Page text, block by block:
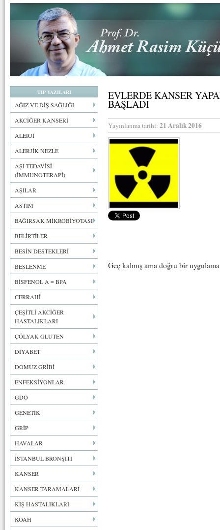
TIP YAZILARI
AĞIZ VE DİŞ SAĞLIĞI
AKCİĞER KANSERİ
ALERJİ
ALERJİK NEZLE
AŞI TEDAVİSİ
(İMMUNOTERAPİ)
AŞILAR
ASTIM
BAĞIRSAK MİKROBİYOTASI
BELİRTİLER
BESİN DESTEKLERİ
BESLENME
BİSFENOL A = BPA
CERRAHİ
ÇEŞİTLİ AKCİĞER
HASTALIKLARI
ÇÖLYAK GLUTEN
DİYABET
DOMUZ GRİBİ
ENFEKSİYONLAR
GDO
GENETİK
GRİP
HAVALAR
İSTANBUL BRONŞİTİ
KANSER
KANSER TARAMALARI
KIŞ HASTALIKLARI
KOAH
EVLERDE KANSER
BAŞLADI
Yayınlanma tarihi: 21 Aralık 2016
Geç kalmış ama doğru bir